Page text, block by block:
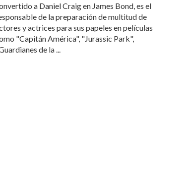
a Daniel Craig en James Bond, es el
de la preparación de multitud de
y actrices para sus papeles en películas
"Capitán América", "Jurassic Park",
de la ...